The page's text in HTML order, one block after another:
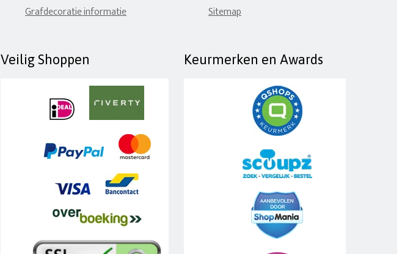
Grafdecoratie informatie
Sitemap
Veilig Shoppen Keurmerken en Awards